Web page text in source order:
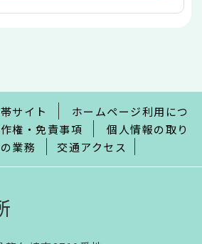
サイト
ホームページ利用につ
権・免責事項
個人情報の取り
業務 交通アクセス